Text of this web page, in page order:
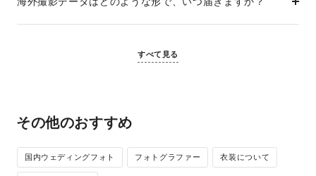
すべて見る
その他のおすすめ
国内ウェディングフォト フォトグラファー 衣装について